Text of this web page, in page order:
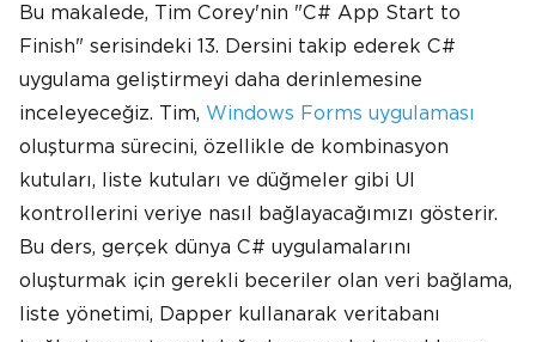
Bu makalede, Tim Corey'nin "C# App Start to
Finish" serisindeki 13. Dersini takip ederek C#
uygulama geliştirmeyi daha derinlemesine
inceleyeceğiz. Tim, Windows Forms uygulaması
oluşturma sürecini, özellikle de kombinasyon
kutuları, liste kutuları ve düğmeler gibi UI
kontrollerini veriye nasıl bağlayacağımızı gösterir.
Bu ders, gerçek dünya C# uygulamalarını
oluşturmak için gerekli beceriler olan veri bağlama,
liste yönetimi, Dapper kullanarak veritabanı